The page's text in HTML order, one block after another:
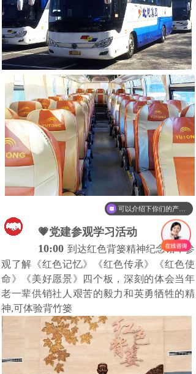
💗党建参观学习活动
10:00 到达红色背篓精神纪念馆，参
观了解《红色记忆》《红色传承》《红色使
命》《美好愿景》四个板，深刻的体会当年
老一辈供销社人艰苦的毅力和英勇牺牲的精
神,可体验背竹篓
可以介绍下你们的产品么
你们是怎么收费的呢